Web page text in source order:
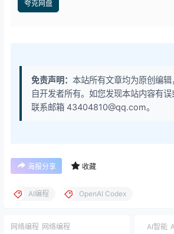
夸克网盘
免责声明： 本站所有文章均为原创编
自开发者所有。如您发现本站内容有
联系邮箱 43404810@qq.com。
海报分享 收藏
AI编程 OpenAI Codex
网络编程 网络编程 AI智能